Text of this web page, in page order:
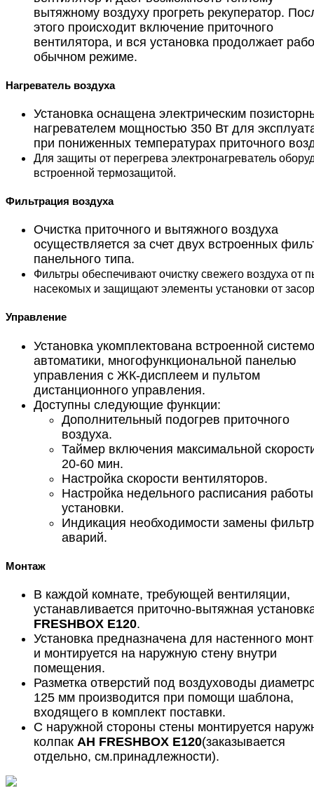
вытяжному воздуху прогреть рекуператор.
этого происходит включение приточного
вентилятора, и вся установка продолжает
обычном режиме.
Нагреватель воздуха
Установка оснащена электрическим
нагревателем мощностью 350 Вт для
при пониженных температурах приточного
Для защиты от перегрева электронагреватель
встроенной термозащитой.
Фильтрация воздуха
Очистка приточного и вытяжного воздуха
осуществляется за счет двух встроенных
панельного типа.
Фильтры обеспечивают очистку свежего воздуха от
насекомых и защищают элементы установки от
Управление
Установка укомплектована встроенной
автоматики, многофункциональной панелью
управления с ЖК-дисплеем и пультом
дистанционного управления.
Доступны следующие функции:
Дополнительный подогрев приточного
воздуха.
Таймер включения максимальной
20-60 мин.
Настройка скорости вентиляторов.
Настройка недельного расписания работы
установки.
Индикация необходимости замены
аварий.
Монтаж
В каждой комнате, требующей вентиляции,
устанавливается приточно-вытяжная
FRESHBOX E120.
Установка предназначена для настенного
и монтируется на наружную стену внутри
помещения.
Разметка отверстий под воздуховоды
125 мм производится при помощи шаблона,
входящего в комплект поставки.
С наружной стороны стены монтируется
колпак AH FRESHBOX E120(заказывается
отдельно, см.принадлежности).